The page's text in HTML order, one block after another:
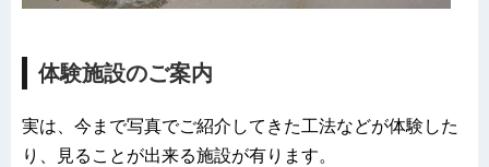
体験施設のご案内
実は、今まで写真でご紹介してきた工法などが体験した
り、見ることが出来る施設が有ります。